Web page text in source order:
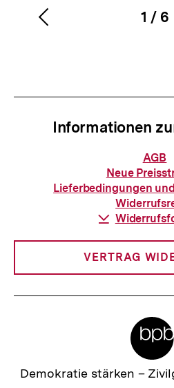
1
von
/ 6
Vorherigen
Informationen
zur
AGB
Neue
Lieferbedingungen
Download-
VERTRAG
Zur
Demokratie stärken –